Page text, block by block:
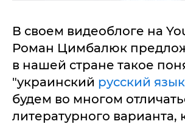
В своем видеоблоге на
Роман Цимбалюк
в нашей стране такое
"украинский русский язык
будем во многом
литературного варианта,